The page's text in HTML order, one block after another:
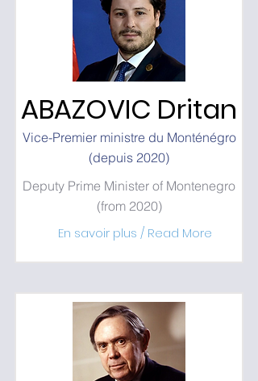
ABAZOVIC Dritan
Vice-Premier ministre du Monténégro
(depuis 2020)
Deputy Prime Minister of Montenegro
(from 2020)
En savoir plus / Read More